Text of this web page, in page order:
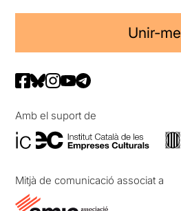
Unir-me
Amb el suport de
Mitjà de comunicació associat a